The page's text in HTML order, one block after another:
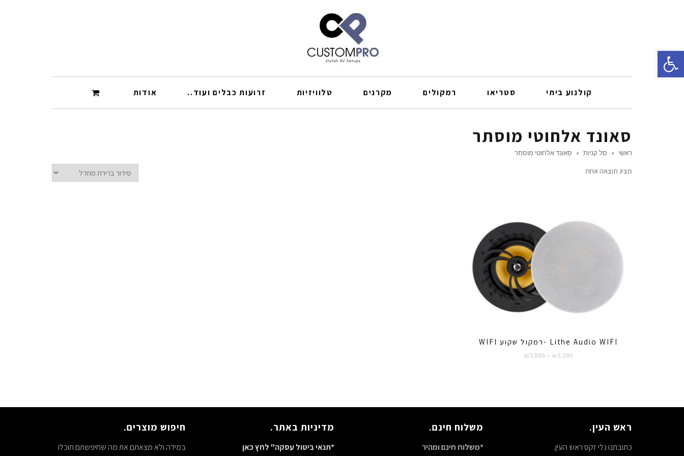
קולנוע ביתי סטריאו רמקולים מקרנים טלוויזיות זרועות כבלים ועוד.. אודות
סאונד אלחוטי מוסתר
ראשי » סל קניות » סאונד אלחוטי מוסתר
מציג תוצאה אחת
Lithe Audio WIFI -רמקול שקוע WIFI
₪ 3,190
–
₪ 3,890
ראש העין.
כתובתנו נלי זקס ראש העין.
משלוח חינם.
*משלוח חינם ומהיר
מדיניות באתר.
*תנאי ביטול עסקה" לחץ כאן
חיפוש מוצרים.
במידה ולא מצאתם את מה שחיפשתם תוכלו
פתח סרגל נגישות